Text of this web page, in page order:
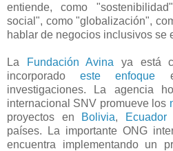
entiende, como
social", como "globalización",
hablar de negocios inclusivos se
La Fundación Avina ya está
incorporadoeste enfoque
investigaciones. La agencia
internacional SNV promueve los
proyectos en Bolivia, Ecuador
países. La importante ONG
encuentra implementando un